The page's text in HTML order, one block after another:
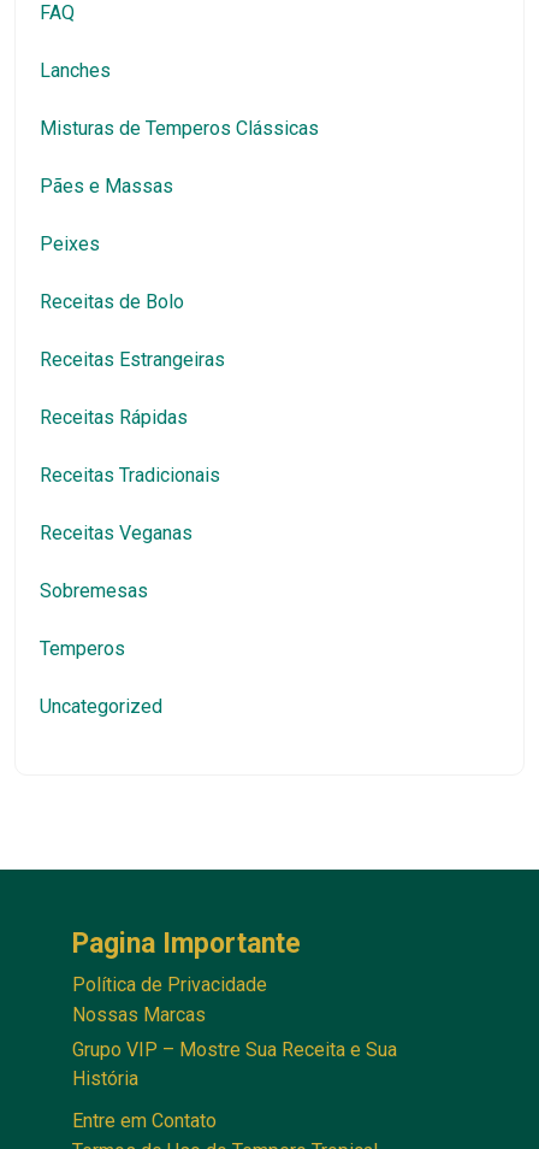
FAQ
Lanches
Misturas de Temperos Clássicas
Pães e Massas
Peixes
Receitas de Bolo
Receitas Estrangeiras
Receitas Rápidas
Receitas Tradicionais
Receitas Veganas
Sobremesas
Temperos
Uncategorized
Pagina Importante
Política de Privacidade
Nossas Marcas
Grupo VIP – Mostre Sua Receita e Sua
História
Entre em Contato